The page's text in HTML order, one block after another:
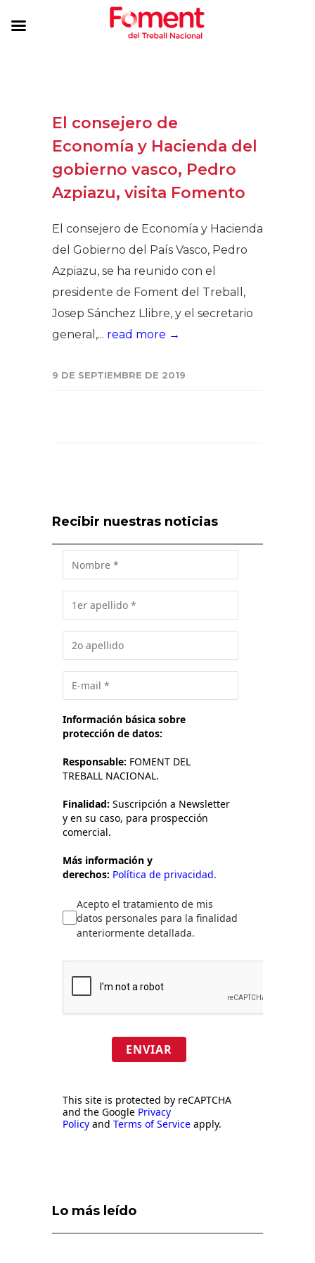
El consejero de
Economía y Hacienda del
gobierno vasco, Pedro
Azpiazu, visita Fomento
El consejero de Economía y Hacienda
del Gobierno del País Vasco, Pedro
Azpiazu, se ha reunido con el
presidente de Foment del Treball,
Josep Sánchez Llibre, y el secretario
general,... read more →
9 DE SEPTIEMBRE DE 2019
Recibir nuestras noticias
Información básica sobre
protección de datos:
Responsable: FOMENT DEL
TREBALL NACIONAL.
Finalidad: Suscripción a Newsletter
y en su caso, para prospección
comercial.
Más información y
derechos: Política de privacidad.
Acepto el tratamiento de mis
datos personales para la finalidad
anteriormente detallada.
ENVIAR
This site is protected by reCAPTCHA
and the Google Privacy
Policy and Terms of Service apply.
Lo más leído